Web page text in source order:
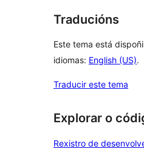
Traducións
Este tema está
idiomas: English (US).
Traducir este tema
Explorar o
Rexistro de